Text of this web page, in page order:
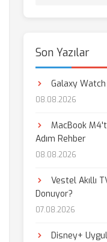
Son Yazılar
Galaxy Watch
08.08.2026
MacBook
Adım Rehber
08.08.2026
Vestel Akıllı
Donuyor?
07.08.2026
Disney+